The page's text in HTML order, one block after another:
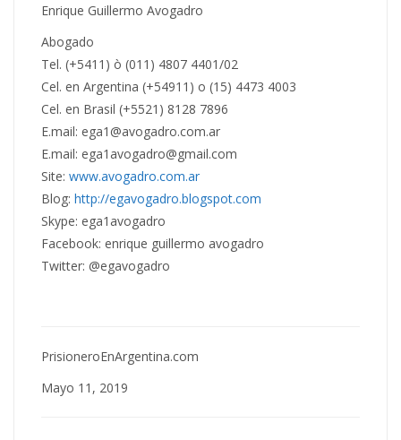
Enrique Guillermo Avogadro
Abogado
Tel. (+5411) ò (011) 4807 4401/02
Cel. en Argentina (+54911) o (15) 4473 4003
Cel. en Brasil (+5521) 8128 7896
E.mail: ega1@avogadro.com.ar
E.mail: ega1avogadro@gmail.com
Site: www.avogadro.com.ar
Blog: http://egavogadro.blogspot.com
Skype: ega1avogadro
Facebook: enrique guillermo avogadro
Twitter: @egavogadro
PrisioneroEnArgentina.com
Mayo 11, 2019